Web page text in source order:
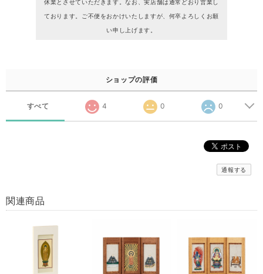
休業とさせていただきます。なお、実店舗は通常どおり営業し
ております。ご不便をおかけいたしますが、何卒よろしくお願
い申し上げます。
ショップの評価
すべて 4 0 0
通報する
関連商品